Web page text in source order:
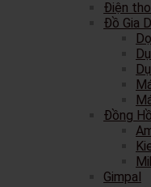
Điện
Đồ Gia
Đồng
Gimpal